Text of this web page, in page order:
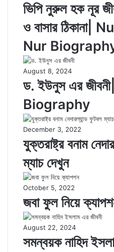
ভিপি নুরুল হক নূর
ও বাসার ঠিকানা|
Nur
August 8, 2024
ড. ইউনুস এর
Biography
December 3, 2022
যুক্তরাষ্ট্র বনাম
ম্যাচ দেখুন
October 5, 2022
জবা ফুল নিয়ে
August 22, 2024
সমন্বয়ক নাহিদ